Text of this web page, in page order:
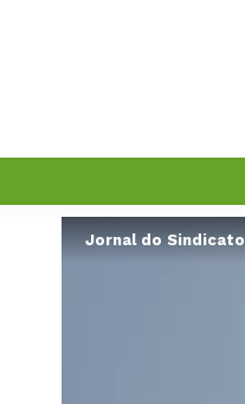
Jornal do Sindicato